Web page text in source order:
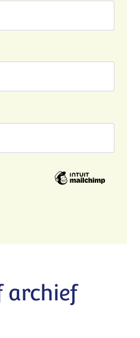
archief